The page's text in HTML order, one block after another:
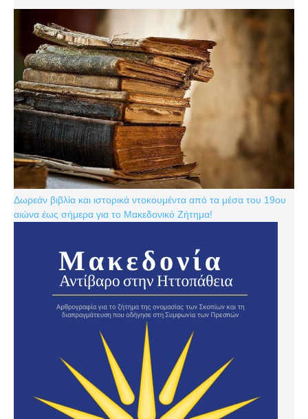
Δωρεάν βιβλία και ιστορικά ντοκουμέντα από τα μέσα του 19ου
αιώνα έως σήμερα για το Μακεδονικό Ζήτημα!